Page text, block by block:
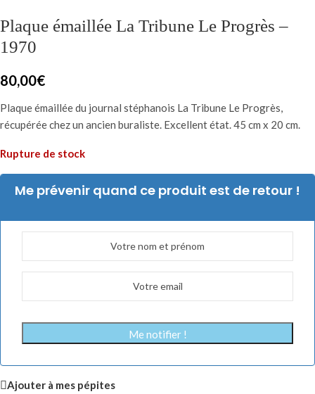
Plaque émaillée La Tribune Le Progrès –
1970
80,00€
Plaque émaillée du journal stéphanois La Tribune Le Progrès,
récupérée chez un ancien buraliste. Excellent état. 45 cm x 20 cm.
Rupture de stock
Me prévenir quand ce produit est de retour !
Me notifier !
Ajouter à mes pépites